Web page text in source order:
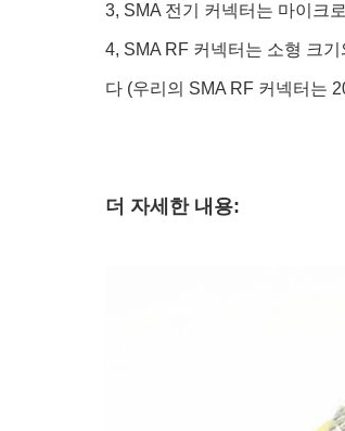
3, SMA 전기 커넥터는 마이크
4, SMA RF 커넥터는 소형 크
다 (우리의 SMA RF 커넥터는
더 자세한 내용: